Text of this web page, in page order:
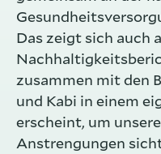
Das zeigt sich auch
zusammen mit den
und Kabi in einem
erscheint, um
Anstrengungen